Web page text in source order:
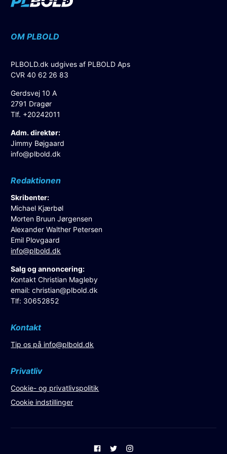
OM PLBOLD
PLBOLD.dk udgives af PLBOLD Aps
CVR 40 62 26 83
Gerdsvej 10 A
2791 Dragør
Tlf. +20242011
Adm. direktør:
Jimmy Bøjgaard
info@plbold.dk
Redaktionen
Skribenter:
Michael Kjærbøl
Morten Bruun Jørgensen
Alexander Walther Petersen
Emil Plovgaard
info@plbold.dk
Salg og annoncering:
Kontakt Christian Magleby
email:christian@plbold.dk
Tlf: 30652852
Kontakt
Tip os på info@plbold.dk
Privatliv
Cookie- og privatlivspolitik
Cookie indstillinger